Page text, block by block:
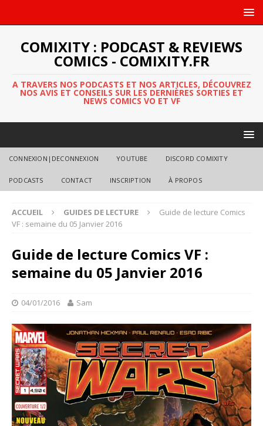
COMIXITY : PODCAST & REVIEWS
COMICS - COMIXITY.FR
A TRAVERS NOS PODCASTS ET NOS ARTICLES, DÉCOUVREZ
NOS AVIS ET CONSEILS SUR LES DERNIÈRES SORTIES ET
NEWS COMICS VO ET VF
CONNEXION|DECONNEXION YOUTUBE DISCORD COMIXITY
PODCASTS CONTACT INSCRIPTION À PROPOS
ACCUEIL GUIDES DE LECTURE
Guide de lecture Comics
VF : semaine du 05 Janvier 2016
Guide de lecture Comics VF :
semaine du 05 Janvier 2016
04/01/2016 Sam